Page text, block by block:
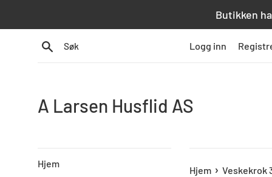
Butikken
Søk Logg inn
A Larsen Husflid AS
Hjem
Hjem › Veskekrok